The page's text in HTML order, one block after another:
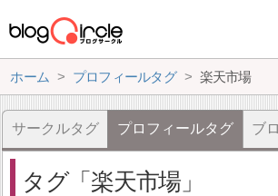
ホーム プロフィールタグ 楽天市場
サークルタグ プロフィールタグ ブ
タグ 楽天市場